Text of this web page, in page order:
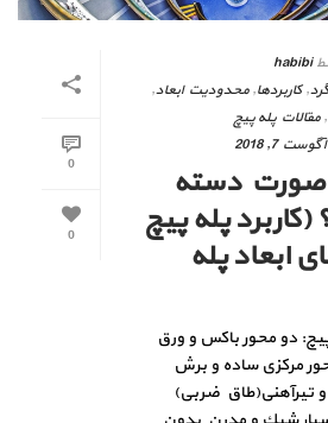
0
0
habibi
,کاربردها,محدودیت ابعاد,
,مقالات پله پیچ
آگوست 7, 2018
صورت دسته
پله پیچ
ابعاد پله
دو محور باکس و ورق
مرکزی ساده و برش
تیرآهنی(طاق ضربی)